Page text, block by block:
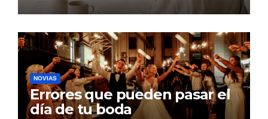
NOVIAS
Errores que pueden pasar el
día de tu boda